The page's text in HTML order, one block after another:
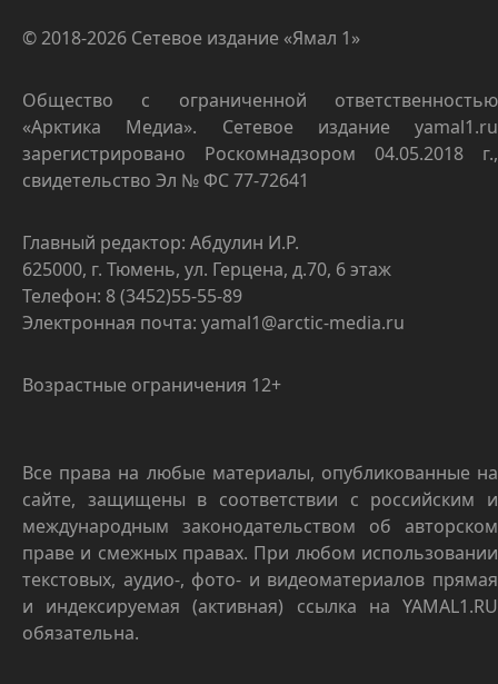
© 2018-2026 Сетевое издание «Ямал 1»
Общество с ограниченной ответственностью
«Арктика Медиа». Сетевое издание yamal1.ru
зарегистрировано Роскомнадзором 04.05.2018 г.,
свидетельство Эл № ФС 77-72641
Главный редактор: Абдулин И.Р.
625000, г. Тюмень, ул. Герцена, д.70, 6 этаж
Телефон: 8 (3452)55-55-89
Электронная почта: yamal1@arctic-media.ru
Возрастные ограничения 12+
Все права на любые материалы, опубликованные на
сайте, защищены в соответствии с российским и
международным законодательством об авторском
праве и смежных правах. При любом использовании
текстовых, аудио-, фото- и видеоматериалов прямая
и индексируемая (активная) ссылка на YAMAL1.RU
обязательна.